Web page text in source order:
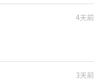
4天前
3天前